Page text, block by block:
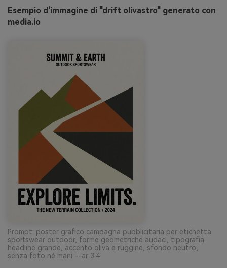
Esempio d'immagine di "drift olivastro" generato con
media.io
Prompt: poster grafico campagna pubblicitaria per etichetta
sportswear outdoor, forme geometriche audaci, tipografia
headline grande, accento oliva e ruggine, sfondo neutro,
senza foto né mani --ar 3:4